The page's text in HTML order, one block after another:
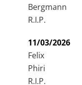
Bergmann
R.I.P.
11/03/2026
Felix
Phiri
R.I.P.